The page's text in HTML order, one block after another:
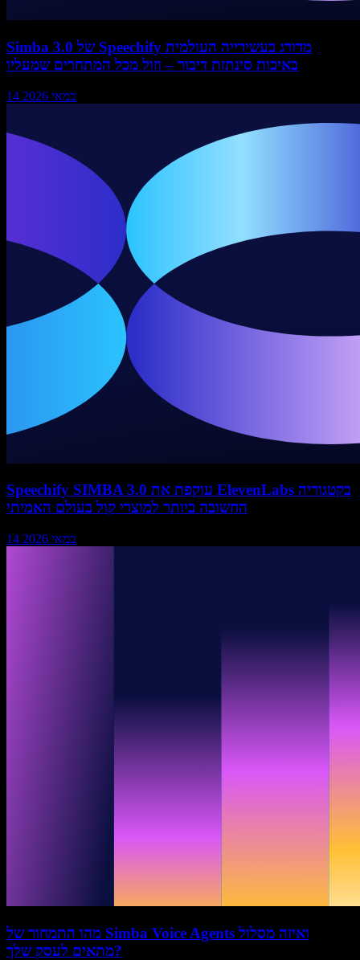
Simba 3.0 של Speechify מדורג בעשירייה העולמית
באיכות סינתזת דיבור – וזול מכל המתחרים שמעליו
14 במאי 2026
Speechify SIMBA 3.0 עוקפת את ElevenLabs בקטגוריה
החשובה ביותר למוצרי קול בעולם האמיתי
14 במאי 2026
מהו התמחור של Simba Voice Agents ואיזה מסלול
מתאים לעסק שלך?